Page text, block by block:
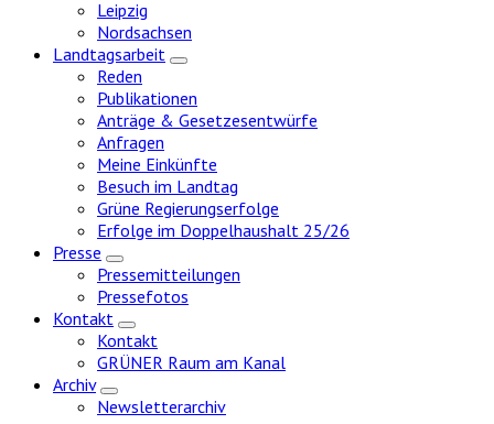
Leipzig
Nordsachsen
Landtagsarbeit
Zeige
Reden
Publikationen
Anträge & Gesetzesentwürfe
Anfragen
Meine Einkünfte
Besuch im Landtag
Grüne Regierungserfolge
Erfolge im Doppelhaushalt 25/26
Presse
Zeige
Untermenü
Pressemitteilungen
Pressefotos
Kontakt
Zeige
Untermenü
Kontakt
GRÜNER Raum am Kanal
Archiv
Zeige
Untermenü
Newsletterarchiv